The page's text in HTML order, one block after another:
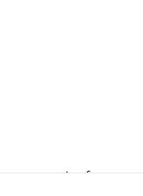
categorías